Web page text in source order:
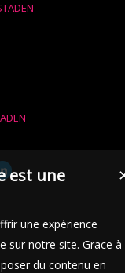
est une
une expérience
sur notre site. Grace à
du contenu en